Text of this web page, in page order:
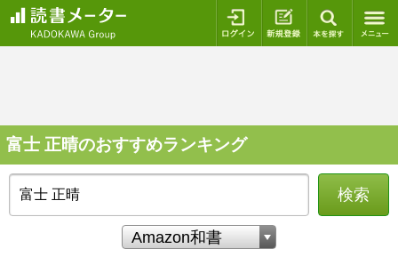
ログイン 新規登録
富士 正晴のおすすめランキング
検索